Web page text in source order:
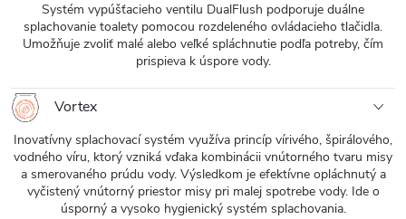
Systém vypúšťacieho ventilu DualFlush podporuje duálne
splachovanie toalety pomocou rozdeleného ovládacieho tlačidla.
Umožňuje zvoliť malé alebo veľké spláchnutie podľa potreby, čím
prispieva k úspore vody.
Vortex
Inovatívny splachovací systém využíva princíp vírivého, špirálového,
vodného víru, ktorý vzniká vďaka kombinácii vnútorného tvaru misy
a smerovaného prúdu vody. Výsledkom je efektívne opláchnutý a
vyčistený vnútorný priestor misy pri malej spotrebe vody. Ide o
úsporný a vysoko hygienický systém splachovania.